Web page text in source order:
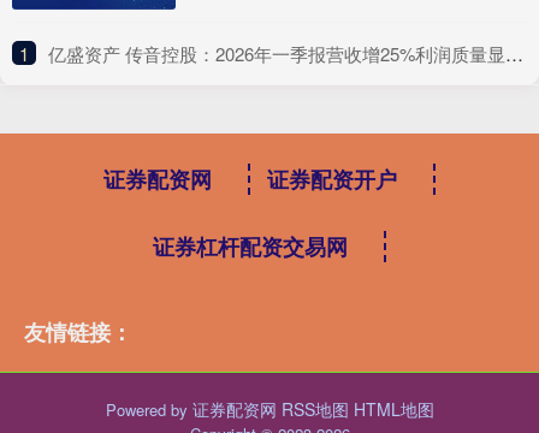
1 ​亿盛资产 传音控股：2026年一季报营收增25%利润质量显著提升
证券配资网 证券配资开户
证券杠杆配资交易网
友情链接：
Powered by 证券配资网 RSS地图 HTML地图